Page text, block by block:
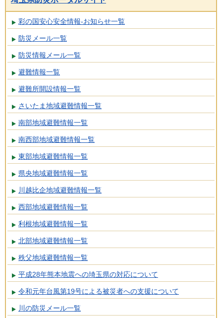
彩の国安心安全情報-お知らせ一覧
防災メール一覧
防災情報メール一覧
避難情報一覧
避難所開設情報一覧
さいたま地域避難情報一覧
南部地域避難情報一覧
南西部地域避難情報一覧
東部地域避難情報一覧
県央地域避難情報一覧
川越比企地域避難情報一覧
西部地域避難情報一覧
利根地域避難情報一覧
北部地域避難情報一覧
秩父地域避難情報一覧
平成28年熊本地震への埼玉県の対応について
令和元年台風第19号による被災者への支援について
川の防災メール一覧